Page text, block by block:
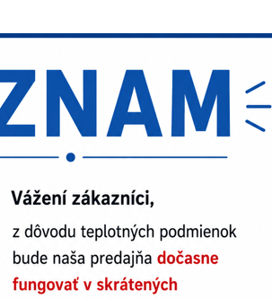
(ref. HAR14)
nastaviteľné pomocou spony, dĺžka 1,1
s dvojitým vinutím (Y) s Ø 12 mm,
popruhy, pracky s antikorozívnou
polyesterové popruhy, polyamidové lano